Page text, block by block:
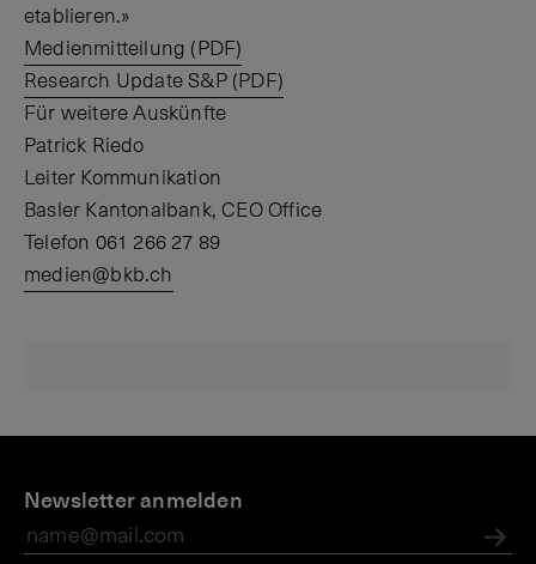
etablieren.»
Medienmitteilung (PDF)
Research Update S&P (PDF)
Für weitere Auskünfte
Patrick Riedo
Leiter Kommunikation
Basler Kantonalbank, CEO Office
Telefon 061 266 27 89
medien@bkb.ch
i
B
e
di
e
e
e
l
Newsletter anmelden